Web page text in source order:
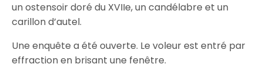
un ostensoir doré du XVIIe, un candélabre et un
carillon d’autel.
Une enquête a été ouverte. Le voleur est entré par
effraction en brisant une fenêtre.